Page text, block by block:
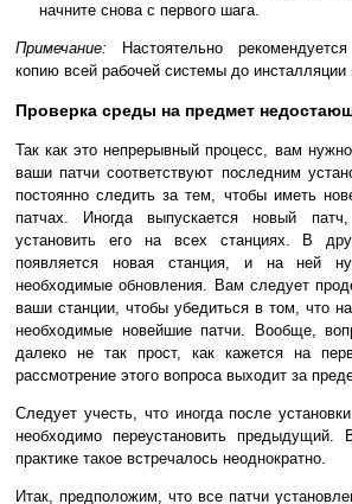
начните снова с первого шага.
Примечание: Настоятельно
копию всей рабочей системы до инсталляции
Проверка среды на предмет
Так как это непрерывный процесс, вам
ваши патчи соответствуют последним
постоянно следить за тем, чтобы иметь
патчах. Иногда выпускается новый
установить его на всех станциях. В
появляется новая станция, и на ней
необходимые обновления. Вам следует
ваши станции, чтобы убедиться в том, что
необходимые новейшие патчи. Вообще,
далеко не так прост, как кажется на
рассмотрение этого вопроса выходит за
Следует учесть, что иногда после
необходимо переустановить
практике такое встречалось неоднократно.
Итак, предположим, что все патчи